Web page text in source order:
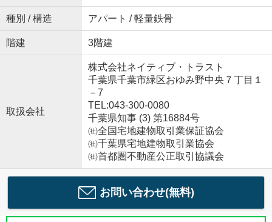
種別 / 構造 アパート / 軽量鉄骨
階建 3階建
取扱会社
株式会社ネイティブ・トラスト
千葉県千葉市緑区おゆみ野中央７丁目１
－7
TEL:043-300-0080
千葉県知事 (3) 第16884号
㈳全国宅地建物取引業保証協会
㈳千葉県宅地建物取引業協会
㈳首都圏不動産公正取引協議会
お問い合わせ(無料)